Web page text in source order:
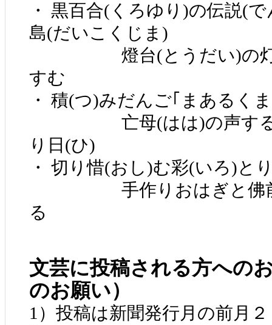
・ 黒百合(くろゆり)の伝説(
島(だいこくじま)
燈台(とうだい)の灯(
すむ
・ 積(つ)みだんご｢まあるく
亡母(はは)の声する彼
り日(ひ)
・ 切り惜(おし)む彩(いろ)と
手作りおはぎと佛前(
る
文芸に投稿される方への
のお願い）
1）投稿は新聞発行月の前月